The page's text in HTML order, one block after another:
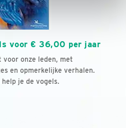
voor € 36,00 per jaar
onze leden, met
en opmerkelijke verhalen.
je de vogels.